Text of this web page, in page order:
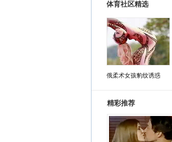
体育社区精选
俄柔术女孩豹纹诱惑
精彩推荐